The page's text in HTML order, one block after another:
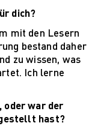
dich?
mit den Lesern
bestand daher
zu wissen, was
Ich lerne
oder war der
hast?